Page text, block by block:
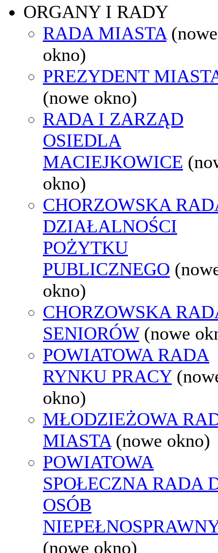
ORGANY I RADY
RADA MIASTA (nowe
okno)
PREZYDENT
(nowe okno)
RADA I ZARZĄD
OSIEDLA
MACIEJKOWICE
okno)
CHORZOWSKA
DZIAŁALNOŚCI
POŻYTKU
PUBLICZNEGO
okno)
CHORZOWSKA
SENIORÓW (nowe
POWIATOWA RADA
RYNKU PRACY
okno)
MŁODZIEŻOWA
MIASTA (nowe okno)
POWIATOWA
SPOŁECZNA RADA
OSÓB
(nowe okno)